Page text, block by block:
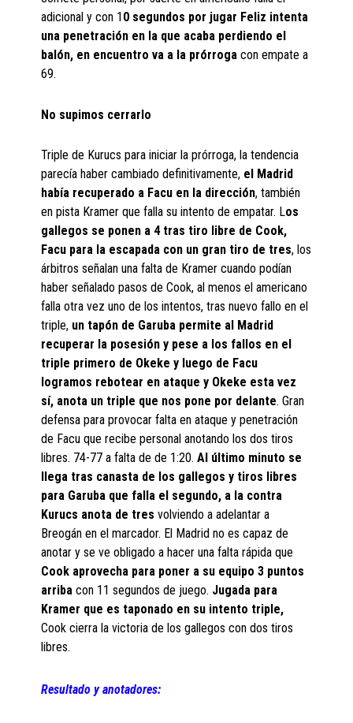
adicional y con 10 segundos por jugar Feliz intenta
una penetración en la que acaba perdiendo el
balón, en encuentro va a la prórroga con empate a
69.
No supimos cerrarlo
Triple de Kurucs para iniciar la prórroga, la tendencia
parecía haber cambiado definitivamente, el Madrid
había recuperado a Facu en la dirección, también
en pista Kramer que falla su intento de empatar. Los
gallegos se ponen a 4 tras tiro libre de Cook,
Facu para la escapada con un gran tiro de tres, los
árbitros señalan una falta de Kramer cuando podían
haber señalado pasos de Cook, al menos el americano
falla otra vez uno de los intentos, tras nuevo fallo en el
triple, un tapón de Garuba permite al Madrid
recuperar la posesión y pese a los fallos en el
triple primero de Okeke y luego de Facu
logramos rebotear en ataque y Okeke esta vez
sí, anota un triple que nos pone por delante. Gran
defensa para provocar falta en ataque y penetración
de Facu que recibe personal anotando los dos tiros
libres. 74-77 a falta de de 1:20.Al último minuto se
llega tras canasta de los gallegos y tiros libres
para Garuba que falla el segundo, a la contra
Kurucs anota de tres volviendo a adelantar a
Breogán en el marcador. El Madrid no es capaz de
anotar y se ve obligado a hacer una falta rápida que
Cook aprovecha para poner a su equipo 3 puntos
arriba con 11 segundos de juego. Jugada para
Kramer que es taponado en su intento triple,
Cook cierra la victoria de los gallegos con dos tiros
libres.
Resultado y anotadores: